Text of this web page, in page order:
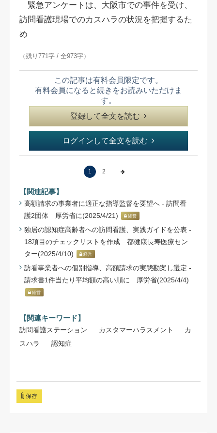
緊急アンケートは、大阪市での事件を受け、
訪問看護現場でのカスハラの状況を把握するた
め
（残り771字 / 全973字）
この記事は有料会員限定です。
有料会員になると続きをお読みいただけま
す。
登録して全文を読む
ログインして全文を読む
1 2
【関連記事】
高額請求の事業者に適正な指導監督を要望へ - 訪問看
護2団体 厚労省に(2025/4/21)
経営
独居の認知症高齢者への訪問看護、実践ガイドを公表 -
18項目のチェックリストを作成 都健康長寿医療セン
ター(2025/4/10)
経営
訪看事業者への個別指導、高額請求の実態勘案し選定 -
請求書1件当たり平均額の高い順に 厚労省(2025/4/4)
経営
【関連キーワード】
訪問看護ステーション カスタマーハラスメント
カ
スハラ
認知症
保存